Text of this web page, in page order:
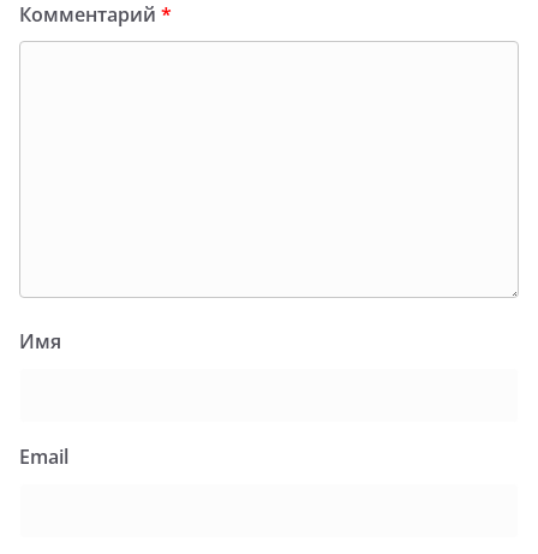
Комментарий *
Имя
Email